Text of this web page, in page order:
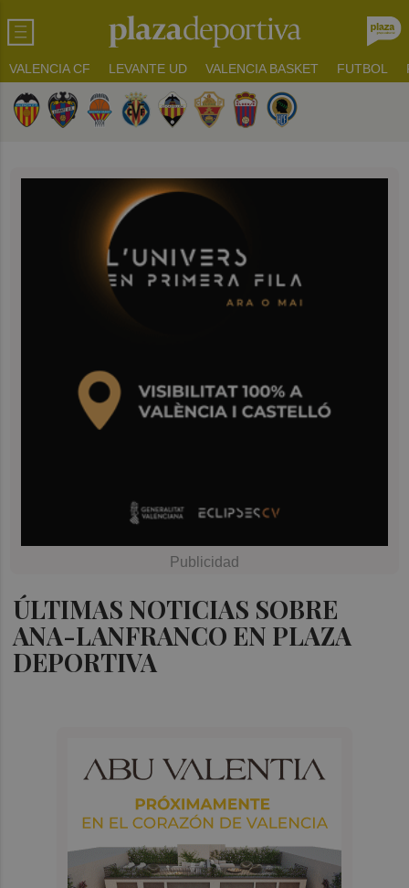
VALENCIA CF LEVANTE UD VALENCIA BASKET FUTBOL
ÚLTIMAS NOTICIAS SOBRE
ANA-LANFRANCO EN PLAZA
DEPORTIVA